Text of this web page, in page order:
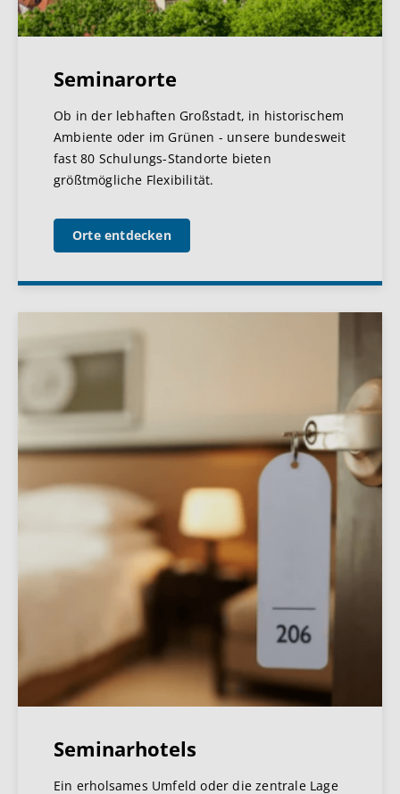
Seminarorte
Ob in der lebhaften Großstadt, in historischem
Ambiente oder im Grünen - unsere bundesweit
fast 80 Schulungs-Standorte bieten
größtmögliche Flexibilität.
Orte entdecken
Seminarhotels
Ein erholsames Umfeld oder die zentrale Lage